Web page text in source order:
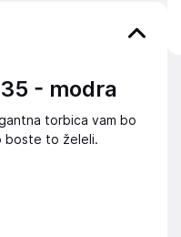
- modra
torbica vam bo
boste to želeli.